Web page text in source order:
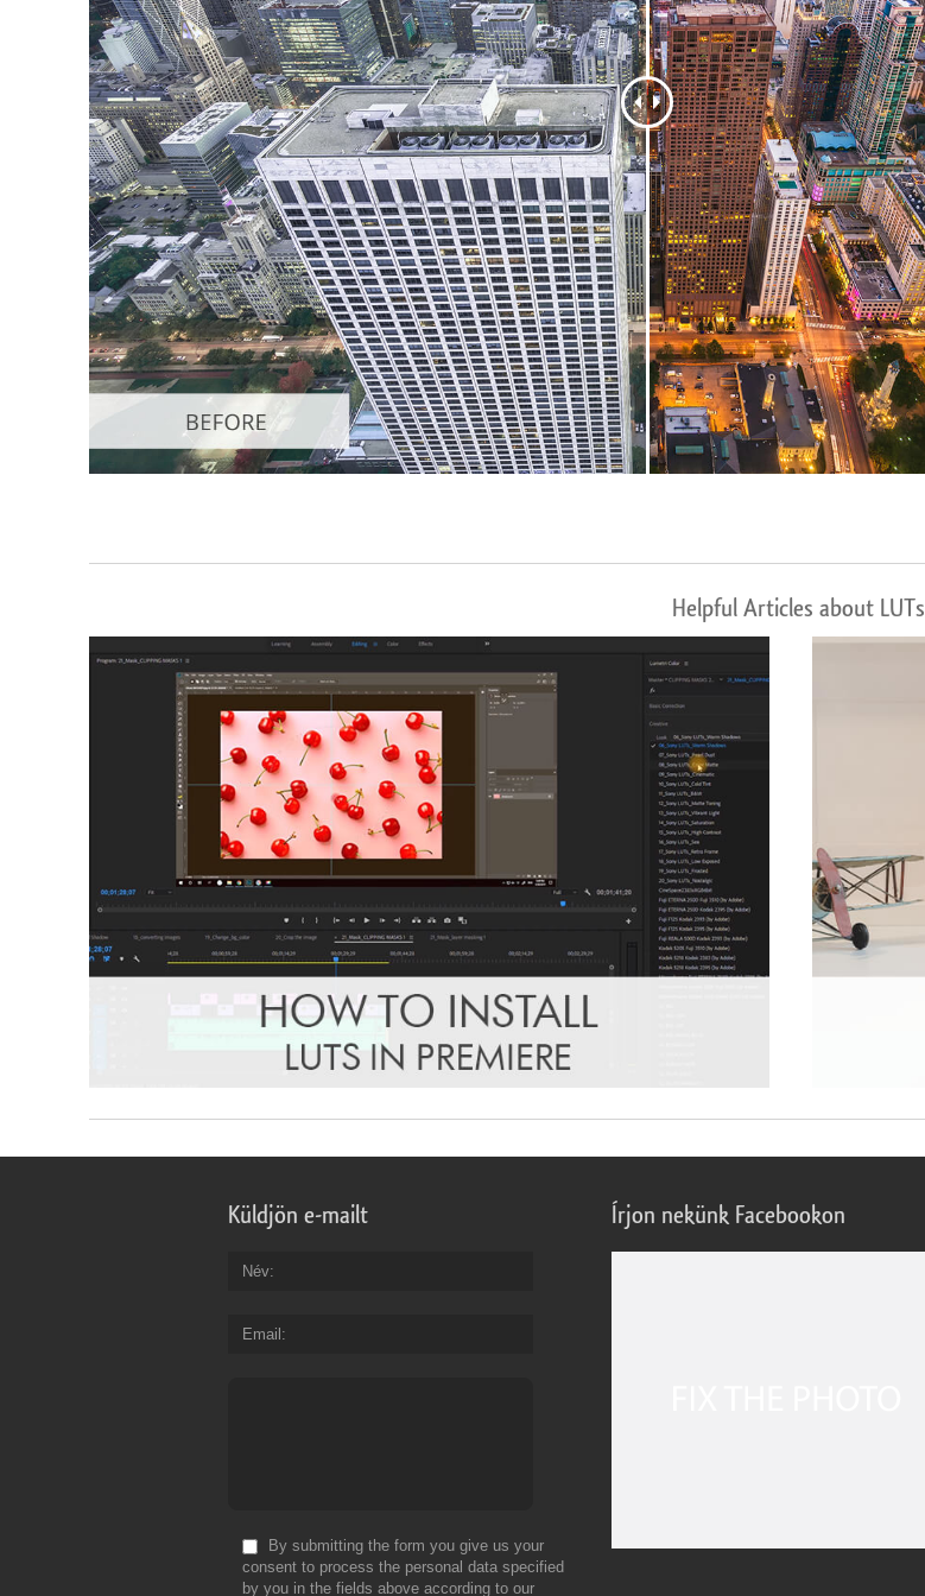
Dịch vụ chỉnh sửa sản phẩm Ékszer -retusálási szolgáltatások
Helpful Articles about LUTs
Küldjön e-mailt
Név
Email
By submitting the form you give us your
consent to process the personal data specified
by you in the fields above according to our
Írjon nekünk Facebookon